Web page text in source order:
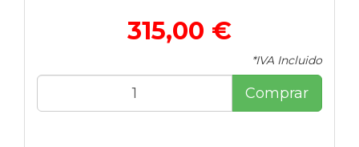
315,00 €
*IVA Incluido
Comprar